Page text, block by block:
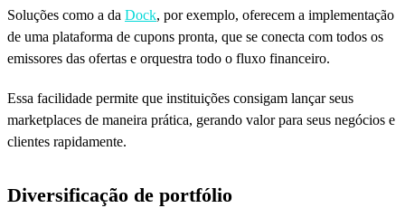
Soluções como a da Dock, por exemplo, oferecem a implementação
de uma plataforma de cupons pronta, que se conecta com todos os
emissores das ofertas e orquestra todo o fluxo financeiro.
Essa facilidade permite que instituições consigam lançar seus
marketplaces de maneira prática, gerando valor para seus negócios e
clientes rapidamente.
Diversificação de portfólio